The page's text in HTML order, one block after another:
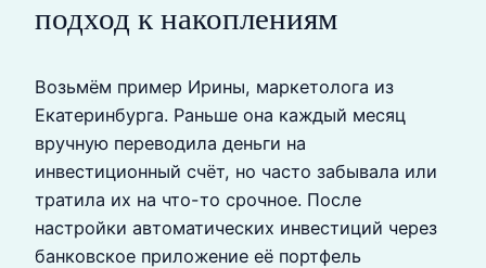
подход к накоплениям
Возьмём пример Ирины, маркетолога из
Екатеринбурга. Раньше она каждый месяц
вручную переводила деньги на
инвестиционный счёт, но часто забывала или
тратила их на что-то срочное. После
настройки автоматических инвестиций через
банковское приложение её портфель